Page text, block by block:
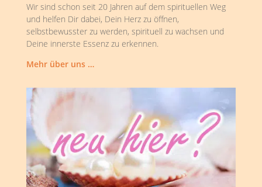
Wir sind schon seit 20 Jahren auf dem spirituellen Weg
und helfen Dir dabei, Dein Herz zu öffnen,
selbstbewusster zu werden, spirituell zu wachsen und
Deine innerste Essenz zu erkennen.
Mehr über uns …